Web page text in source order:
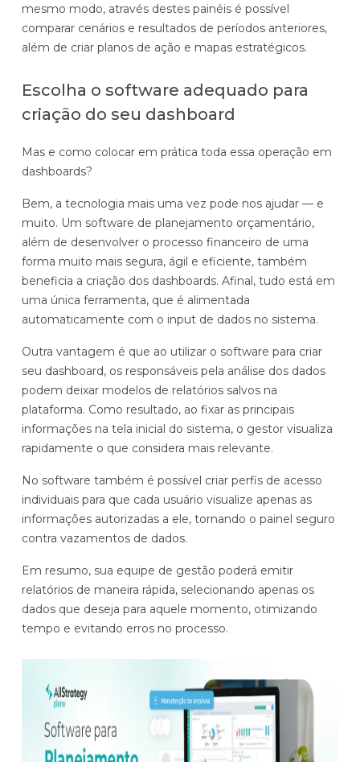
mesmo modo, através destes painéis é possível
comparar cenários e resultados de períodos anteriores,
além de criar planos de ação e mapas estratégicos.
Escolha o software adequado para
criação do seu dashboard
Mas e como colocar em prática toda essa operação em
dashboards?
Bem, a tecnologia mais uma vez pode nos ajudar — e
muito. Um software de planejamento orçamentário,
além de desenvolver o processo financeiro de uma
forma muito mais segura, ágil e eficiente, também
beneficia a criação dos dashboards. Afinal, tudo está em
uma única ferramenta, que é alimentada
automaticamente com o input de dados no sistema.
Outra vantagem é que ao utilizar o software para criar
seu dashboard, os responsáveis pela análise dos dados
podem deixar modelos de relatórios salvos na
plataforma. Como resultado, ao fixar as principais
informações na tela inicial do sistema, o gestor visualiza
rapidamente o que considera mais relevante.
No software também é possível criar perfis de acesso
individuais para que cada usuário visualize apenas as
informações autorizadas a ele, tornando o painel seguro
contra vazamentos de dados.
Em resumo, sua equipe de gestão poderá emitir
relatórios de maneira rápida, selecionando apenas os
dados que deseja para aquele momento, otimizando
tempo e evitando erros no processo.